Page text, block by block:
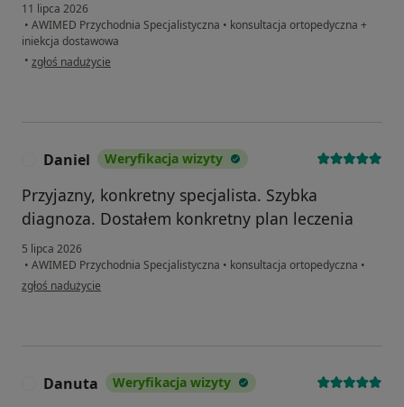
11 lipca 2026
• AWIMED Przychodnia Specjalistyczna • konsultacja ortopedyczna +
iniekcja dostawowa
• w opinii użytkownika Kasia Kowalska
zgłoś nadużycie
Daniel Weryfikacja wizyty
Przyjazny, konkretny specjalista. Szybka
diagnoza. Dostałem konkretny plan leczenia
5 lipca 2026
• AWIMED Przychodnia Specjalistyczna • konsultacja ortopedyczna •
w opinii użytkownika Daniel
zgłoś nadużycie
Danuta Weryfikacja wizyty